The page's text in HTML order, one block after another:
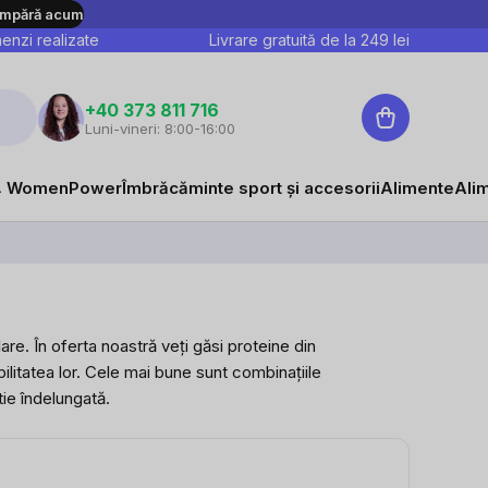
acum
realizate Livrare gratuită de la 249 lei
+40 373 811 716
Luni-vineri: 8:00-16:00
Coş
de
WomenPowerÎmbrăcăminte sport și accesoriiAlimente
În oferta noastră veți găsi proteine din
lor. Cele mai bune sunt combinațiile
îndelungată.